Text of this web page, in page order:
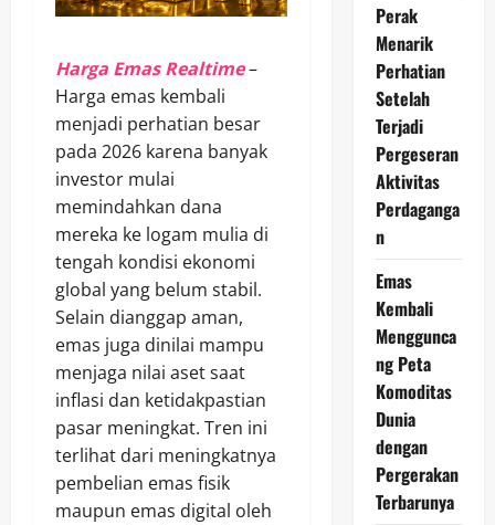
Harga Emas Realtime–
Harga emas kembali
menjadi perhatian besar
pada 2026 karena banyak
investor mulai
memindahkan dana
mereka ke logam mulia di
tengah kondisi ekonomi
global yang belum stabil.
Selain dianggap aman,
emas juga dinilai mampu
menjaga nilai aset saat
inflasi dan ketidakpastian
pasar meningkat. Tren ini
terlihat dari meningkatnya
pembelian emas fisik
maupun emas digital oleh
Perak
Menarik
Perhatian
Setelah
Terjadi
Pergeseran
Aktivitas
Perdaganga
n
Emas
Kembali
Menggunca
ng Peta
Komoditas
Dunia
dengan
Pergerakan
Terbarunya